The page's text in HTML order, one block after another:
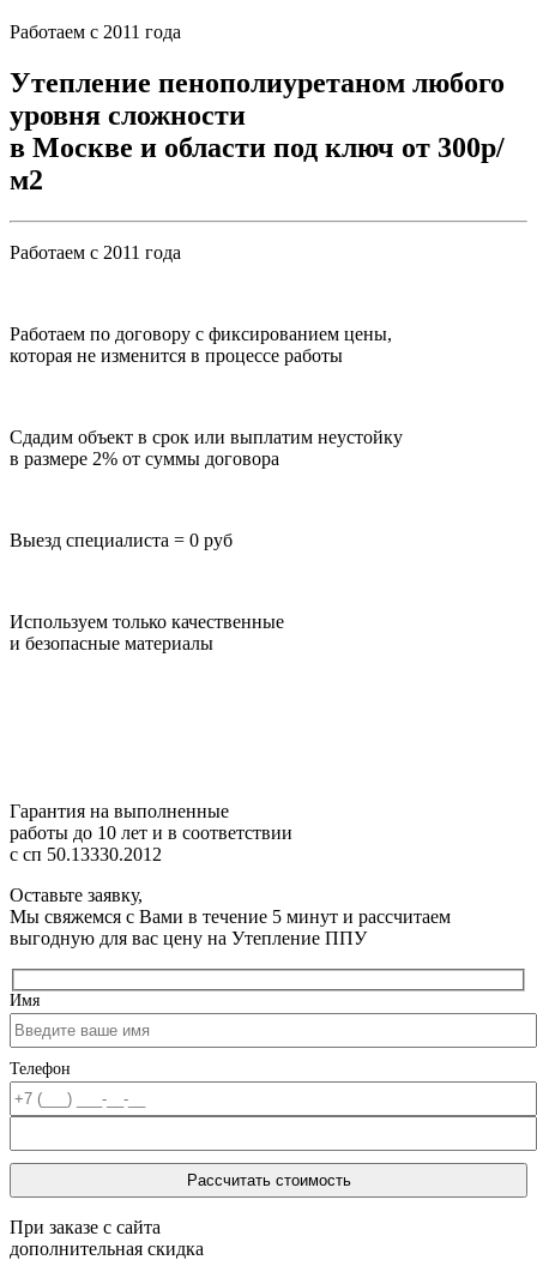
Работаем с 2011 года
Утепление пенополиуретаном любого
уровня сложности
в Москве и области под ключ от 300р/
м2
Работаем с 2011 года
Работаем по договору с фиксированием цены,
которая не изменится в процессе работы
Сдадим объект в срок или выплатим неустойку
в размере 2% от суммы договора
Выезд специалиста = 0 руб
Используем только качественные
и безопасные материалы
Гарантия на выполненные
работы до 10 лет и в соответствии
с сп 50.13330.2012
Оставьте заявку,
Мы свяжемся с Вами в течение 5 минут и рассчитаем
выгодную для вас цену на Утепление ППУ
Имя
Телефон
При заказе с сайта
дополнительная скидка